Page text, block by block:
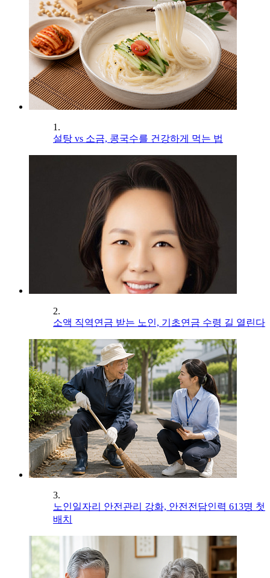
1.
설탕 vs 소금, 콩국수를 건강하게 먹는 법
2.
소액 직역연금 받는 노인, 기초연금 수령 길 열린다
3.
노인일자리 안전관리 강화, 안전전담인력 613명 첫
배치